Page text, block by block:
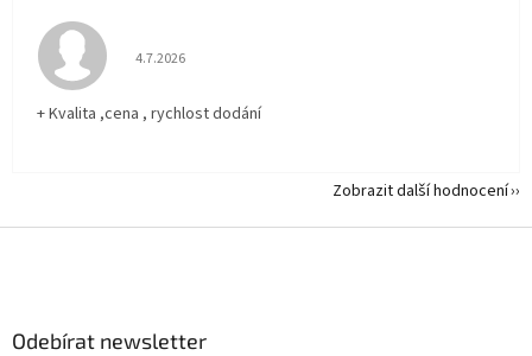
Hodnocení obchodu je 5 z 5 hvězdiček.
4.7.2026
+ Kvalita ,cena , rychlost dodání
Zobrazit další hodnocení
Odebírat newsletter